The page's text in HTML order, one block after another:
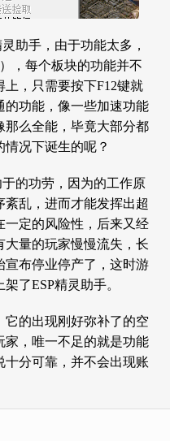
助手，由于功能太多，
，每个板块的功能并不
，只需要按下F12键就
的功能，像一些加速功能
那么全能，毕竟大部分都
况下诞生的呢？
的功劳，因为的工作原
乱，进而才能发挥出超
一定的风险性，后来又经
量的玩家慢慢流失，长
宣布停业停产了，这时游
了ESP精灵助手。
它的出现刚好弥补了的空
家，唯一不足的就是功能
分可靠，并不会出现账